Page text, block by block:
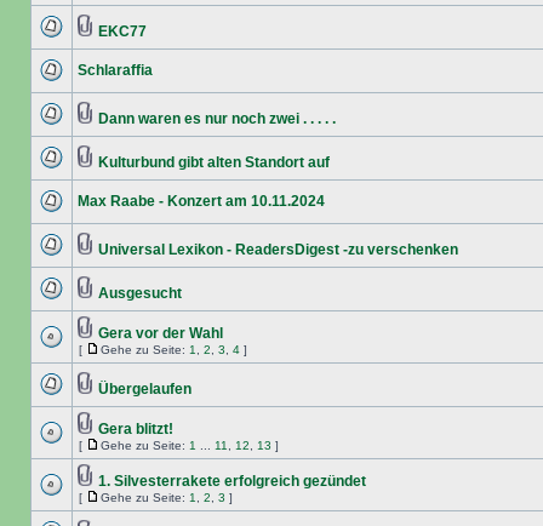
EKC77
Schlaraffia
Dann waren es nur noch zwei . . . . .
Kulturbund gibt alten Standort auf
Max Raabe - Konzert am 10.11.2024
Universal Lexikon - ReadersDigest -zu verschenken
Ausgesucht
Gera vor der Wahl
[ Gehe zu Seite: 1 2 3 4 ]
Übergelaufen
Gera blitzt!
[ Gehe zu Seite: 1 11 12 13 ]
1. Silvesterrakete erfolgreich gezündet
[ Gehe zu Seite: 1 2 3 ]